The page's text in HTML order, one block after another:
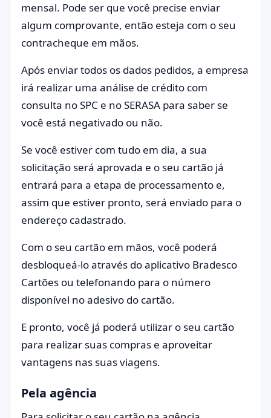
mensal. Pode ser que você precise enviar
algum comprovante, então esteja com o seu
contracheque em mãos.
Após enviar todos os dados pedidos, a empresa
irá realizar uma análise de crédito com
consulta no SPC e no SERASA para saber se
você está negativado ou não.
Se você estiver com tudo em dia, a sua
solicitação será aprovada e o seu cartão já
entrará para a etapa de processamento e,
assim que estiver pronto, será enviado para o
endereço cadastrado.
Com o seu cartão em mãos, você poderá
desbloqueá-lo através do aplicativo Bradesco
Cartões ou telefonando para o número
disponível no adesivo do cartão.
E pronto, você já poderá utilizar o seu cartão
para realizar suas compras e aproveitar
vantagens nas suas viagens.
Pela agência